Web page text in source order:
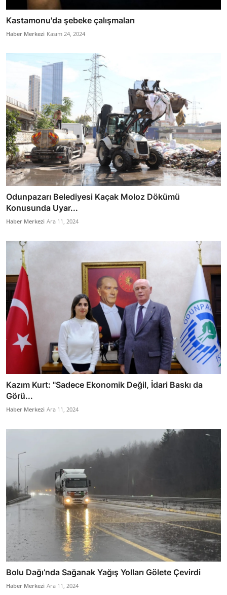
Kastamonu'da şebeke çalışmaları
Haber Merkezi Kasım 24, 2024
Odunpazarı Belediyesi Kaçak Moloz Dökümü
Konusunda Uyar...
Haber Merkezi Ara 11, 2024
Kazım Kurt: "Sadece Ekonomik Değil, İdari Baskı da
Görü...
Haber Merkezi Ara 11, 2024
Bolu Dağı’nda Sağanak Yağış Yolları Gölete Çevirdi
Haber Merkezi Ara 11, 2024